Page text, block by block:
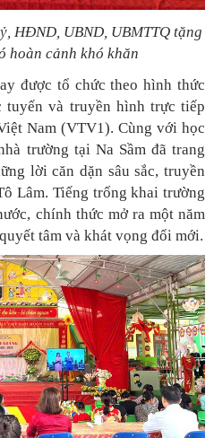
HĐND, UBND, UBMTTQ tặng
hoàn cảnh khó khăn
được tổ chức theo hình thức
và truyền hình trực tiếp
Nam (VTV1). Cùng với học
trường tại Na Sầm đã trang
lời căn dặn sâu sắc, truyền
Lâm. Tiếng trống khai trường
chính thức mở ra một năm
tâm và khát vọng đổi mới.